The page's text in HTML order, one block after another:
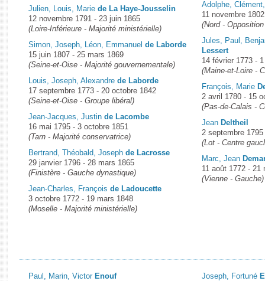
Julien, Louis, Marie de La Haye-Jousselin
12 novembre 1791 - 23 juin 1865
(Loire-Inférieure - Majorité ministérielle)
Simon, Joseph, Léon, Emmanuel de Laborde
15 juin 1807 - 25 mars 1869
(Seine-et-Oise - Majorité gouvernementale)
Louis, Joseph, Alexandre de Laborde
17 septembre 1773 - 20 octobre 1842
(Seine-et-Oise - Groupe libéral)
Jean-Jacques, Justin de Lacombe
16 mai 1795 - 3 octobre 1851
(Tarn - Majorité conservatrice)
Bertrand, Théobald, Joseph de Lacrosse
29 janvier 1796 - 28 mars 1865
(Finistère - Gauche dynastique)
Jean-Charles, François de Ladoucette
3 octobre 1772 - 19 mars 1848
(Moselle - Majorité ministérielle)
Adolphe,
11 novembre
(Nord -
Jules, Paul,
Lessert
14 février 1773 -
(Maine-et-Loire -
François, Marie
2 avril 1780 - 15
(Pas-de-Calais -
Jean Deltheil
2 septembre
(Lot - Centre
Marc, Jean
11 août 1772 - 21
(Vienne - Gauche)
Paul, Marin, Victor Enouf
Joseph, Fortuné